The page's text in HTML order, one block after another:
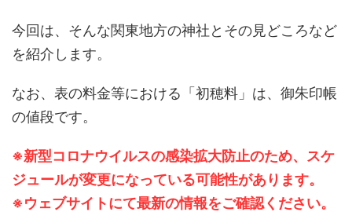
今回は、そんな関東地方の神社とその見どころなど
を紹介します。
なお、表の料金等における「初穂料」は、御朱印帳
の値段です。
※新型コロナウイルスの感染拡大防止のため、スケ
ジュールが変更になっている可能性があります。
※ウェブサイトにて最新の情報をご確認ください。